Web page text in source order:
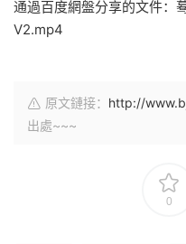
通過百度網盤分享的文件：
V2.mp4
原文鏈接： http://
出處~~~
0